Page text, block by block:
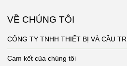
VỀ CHÚNG TÔI
CÔNG TY TNHH THIẾT BỊ VÀ CẦU
Cam kết của chúng tôi